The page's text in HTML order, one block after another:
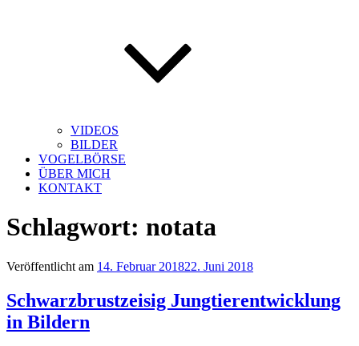
VIDEOS
BILDER
VOGELBÖRSE
ÜBER MICH
KONTAKT
Schlagwort: notata
Veröffentlicht am 14. Februar 201822. Juni 2018
Schwarzbrustzeisig Jungtierentwicklung
in Bildern